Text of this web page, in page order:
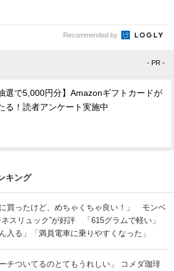
Recommended by
- PR -
選で5,000円分】Amazonギフトカードが
る！読者アンケート実施中
キング
に買ったけど、めちゃくちゃ良い！」 モンベ
ネスリュック”が好評 「615グラムで軽い」
入る」「満員電車に乗りやすくなった」
ーチついてるのとてもうれしい」 コメダ珈琲